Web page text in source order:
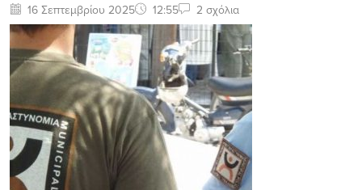
16 Σεπτεμβρίου 2025 12:55 2 σχόλια